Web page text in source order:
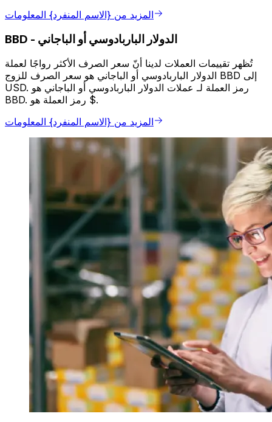
المزيد من {الاسم المنفرد} المعلومات
BBD - الدولار الباربادوسي أو الباجاني
تُظهر تقييمات العملات لدينا أنّ سعر الصرف الأكثر رواجًا لعملة
الدولار الباربادوسي أو الباجاني هو سعر الصرف للزوج BBD إلى
USD. رمز العملة لـ عملات الدولار الباربادوسي أو الباجاني هو
BBD. رمز العملة هو $.
المزيد من {الاسم المنفرد} المعلومات